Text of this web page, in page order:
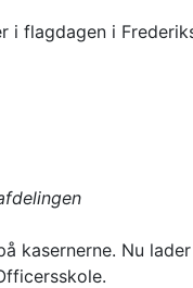
i flagdagen i
kasernerne. Nu